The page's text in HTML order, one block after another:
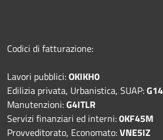
Codici di fatturazione:
Lavori pubblici:OKIKH0
Edilizia privata, Urbanistica, SUAP:
Manutenzioni:G4ITLR
Servizi finanziari ed interni:0KF45M
Provveditorato, Economato:VNE5IZ